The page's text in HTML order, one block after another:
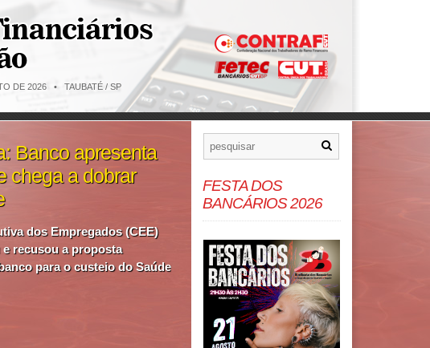
DE 2026 • TAUBATÉ / SP
Banco apresenta
chega a dobrar
dos Empregados (CEE)
recusou a proposta
para o custeio do Saúde
FESTA DOS
BANCÁRIOS 2026